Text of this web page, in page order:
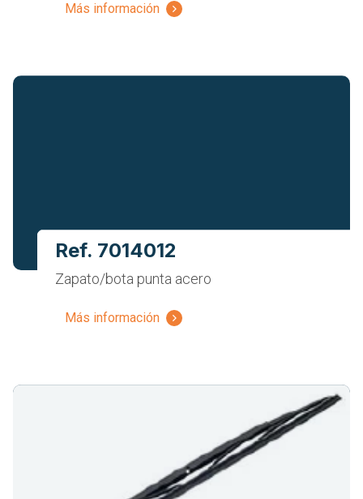
Más información
Ref. 7014012
Zapato/bota punta acero
Más información